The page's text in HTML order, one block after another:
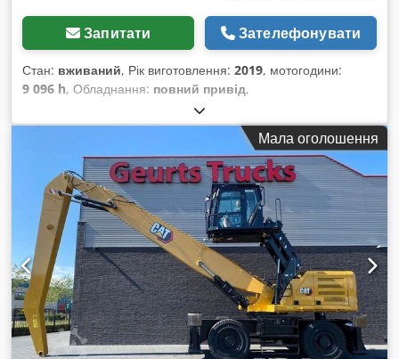
Запитати Зателефонувати
Стан: вживаний, Рік виготовлення: 2019, мотогодини:
9 096 h, Обладнання: повний привід,
Мала оголошення